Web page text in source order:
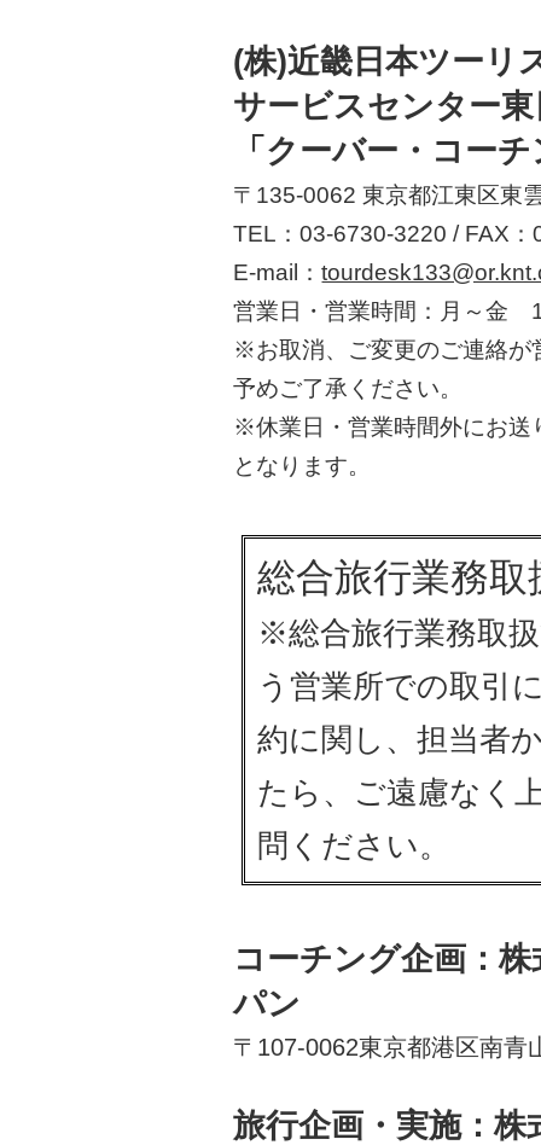
(株)近畿日本ツーリ
サービスセンター東
「クーバー・コー
〒135-0062 東京都江東区東
TEL：03-6730-3220 / FAX
E-mail：
営業日・営業時間：月～金
※お取消、ご変更のご連絡が
予めご了承ください。
※休業日・営業時間外にお送
となります。
総合旅行業務
※総合旅行業務取
う営業所での取引
約に関し、担当者
たら、ご遠慮なく
問ください。
コーチング企画：
パン
〒107-0062東京都港区南青
旅行企画・実施：